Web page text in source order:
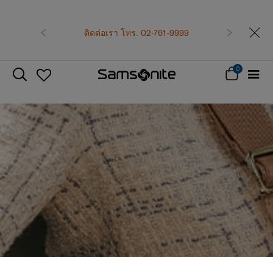
รับทันที คูปองแทนเงินสด
ซื้อตั้งแต่ 6,900 บาทขึ้นไป
ถัดไป
0